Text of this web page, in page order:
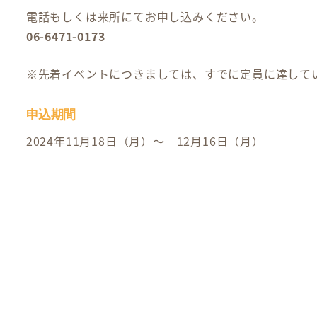
電話もしくは来所にてお申し込みください。
06-6471-0173
※先着イベントにつきましては、すでに定員に達し
申込期間
2024年11月18日（月）～ 12月16日（月）